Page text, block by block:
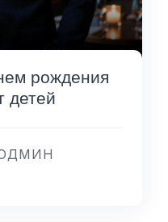
рождения
детей